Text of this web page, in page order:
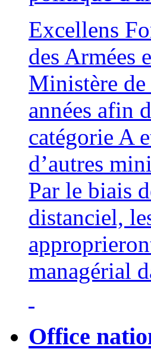
Excellens
des Armées
Ministère
années afin
catégorie A
d’autres
Par le biais
distanciel,
managérial
Office